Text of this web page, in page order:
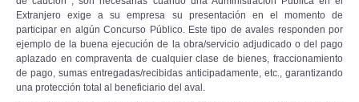
Extranjero exige a su empresa su presentación en el momento de
participar en algún Concurso Público. Este tipo de avales responden por
ejemplo de la buena ejecución de la obra/servicio adjudicado o del pago
aplazado en compraventa de cualquier clase de bienes, fraccionamiento
de pago, sumas entregadas/recibidas anticipadamente, etc., garantizando
una protección total al beneficiario del aval.